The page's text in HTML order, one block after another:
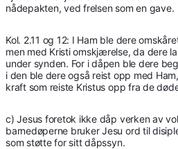
nådepakten, ved frelsen som en gave.
Kol. 2.11 og 12: I Ham ble dere
men med Kristi omskjærelse, da dere
under synden. For i dåpen ble dere
i den ble dere også reist opp med
kraft som reiste Kristus opp fra de
c) Jesus foretok ikke dåp verken av
barnedøperne bruker Jesu ord til
som støtte for sitt dåpssyn.